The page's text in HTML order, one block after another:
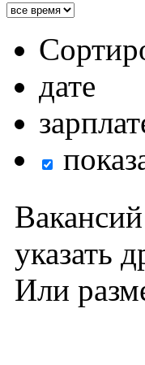
дате
указать
Или